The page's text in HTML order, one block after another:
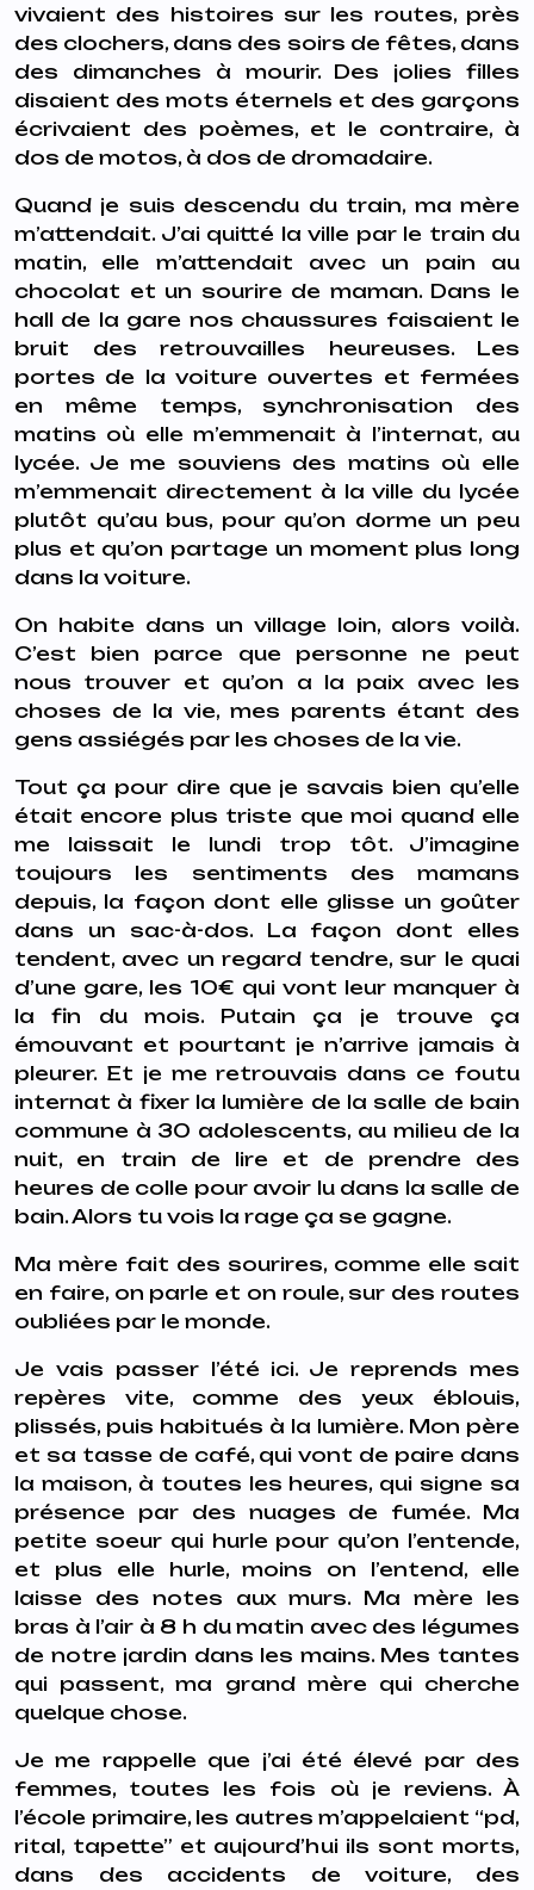
vivaient des histoires sur les routes, près
des clochers, dans des soirs de fêtes, dans
des dimanches à mourir. Des jolies filles
disaient des mots éternels et des garçons
écrivaient des poèmes, et le contraire, à
dos de motos, à dos de dromadaire.
Quand je suis descendu du train, ma mère
m’attendait. J’ai quitté la ville par le train du
matin, elle m’attendait avec un pain au
chocolat et un sourire de maman. Dans le
hall de la gare nos chaussures faisaient le
bruit des retrouvailles heureuses. Les
portes de la voiture ouvertes et fermées
en même temps, synchronisation des
matins où elle m’emmenait à l’internat, au
lycée. Je me souviens des matins où elle
m’emmenait directement à la ville du lycée
plutôt qu’au bus, pour qu’on dorme un peu
plus et qu’on partage un moment plus long
dans la voiture.
On habite dans un village loin, alors voilà.
C’est bien parce que personne ne peut
nous trouver et qu’on a la paix avec les
choses de la vie, mes parents étant des
gens assiégés par les choses de la vie.
Tout ça pour dire que je savais bien qu’elle
était encore plus triste que moi quand elle
me laissait le lundi trop tôt. J’imagine
toujours les sentiments des mamans
depuis, la façon dont elle glisse un goûter
dans un sac-à-dos. La façon dont elles
tendent, avec un regard tendre, sur le quai
d’une gare, les 10€ qui vont leur manquer à
la fin du mois. Putain ça je trouve ça
émouvant et pourtant je n’arrive jamais à
pleurer. Et je me retrouvais dans ce foutu
internat à fixer la lumière de la salle de bain
commune à 30 adolescents, au milieu de la
nuit, en train de lire et de prendre des
heures de colle pour avoir lu dans la salle de
bain. Alors tu vois la rage ça se gagne.
Ma mère fait des sourires, comme elle sait
en faire, on parle et on roule, sur des routes
oubliées par le monde.
Je vais passer l’été ici. Je reprends mes
repères vite, comme des yeux éblouis,
plissés, puis habitués à la lumière. Mon père
et sa tasse de café, qui vont de paire dans
la maison, à toutes les heures, qui signe sa
présence par des nuages de fumée. Ma
petite soeur qui hurle pour qu’on l’entende,
et plus elle hurle, moins on l’entend, elle
laisse des notes aux murs. Ma mère les
bras à l’air à 8 h du matin avec des légumes
de notre jardin dans les mains. Mes tantes
qui passent, ma grand mère qui cherche
quelque chose.
Je me rappelle que j’ai été élevé par des
femmes, toutes les fois où je reviens. À
l’école primaire, les autres m’appelaient “pd,
rital, tapette” et aujourd’hui ils sont morts,
dans des accidents de voiture, des